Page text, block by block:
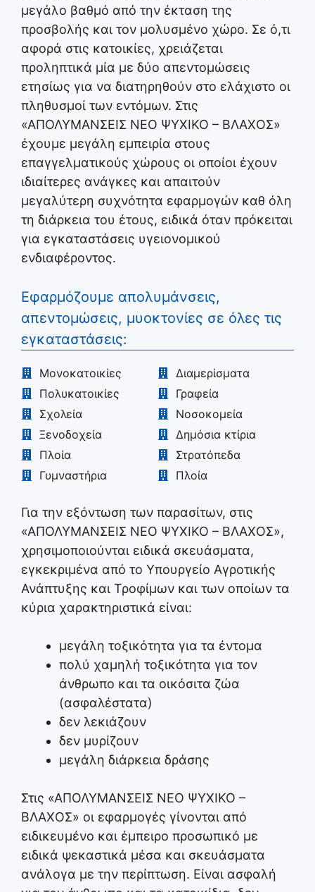
μεγάλο βαθμό από την έκταση της
προσβολής και τον μολυσμένο χώρο. Σε ό,τι
αφορά στις κατοικίες, χρειάζεται
προληπτικά μία με δύο απεντομώσεις
ετησίως για να διατηρηθούν στο ελάχιστο οι
πληθυσμοί των εντόμων. Στις
«ΑΠΟΛΥΜΑΝΣΕΙΣ ΝΕΟ ΨΥΧΙΚΟ – ΒΛΑΧΟΣ»
έχουμε μεγάλη εμπειρία στους
επαγγελματικούς χώρους οι οποίοι έχουν
ιδιαίτερες ανάγκες και απαιτούν
μεγαλύτερη συχνότητα εφαρμογών καθ όλη
τη διάρκεια του έτους, ειδικά όταν πρόκειται
για εγκαταστάσεις υγειονομικού
ενδιαφέροντος.
Εφαρμόζουμε απολυμάνσεις,
απεντομώσεις, μυοκτονίες σε όλες τις
εγκαταστάσεις:
Μονοκατοικίες
Διαμερίσματα
Πολυκατοικίες
Γραφεία
Σχολεία
Νοσοκομεία
Ξενοδοχεία
Δημόσια κτίρια
Πλοία
Στρατόπεδα
Γυμναστήρια
Πλοία
Για την εξόντωση των παρασίτων, στις
«ΑΠΟΛΥΜΑΝΣΕΙΣ ΝΕΟ ΨΥΧΙΚΟ – ΒΛΑΧΟΣ»,
χρησιμοποιούνται ειδικά σκευάσματα,
εγκεκριμένα από το Υπουργείο Αγροτικής
Ανάπτυξης και Τροφίμων και των οποίων τα
κύρια χαρακτηριστικά είναι:
μεγάλη τοξικότητα για τα έντομα
πολύ χαμηλή τοξικότητα για τον
άνθρωπο και τα οικόσιτα ζώα
(ασφαλέστατα)
δεν λεκιάζουν
δεν μυρίζουν
μεγάλη διάρκεια δράσης
Στις «ΑΠΟΛΥΜΑΝΣΕΙΣ ΝΕΟ ΨΥΧΙΚΟ –
ΒΛΑΧΟΣ» οι εφαρμογές γίνονται από
ειδικευμένο και έμπειρο προσωπικό με
ειδικά ψεκαστικά μέσα και σκευάσματα
ανάλογα με την περίπτωση. Είναι ασφαλή